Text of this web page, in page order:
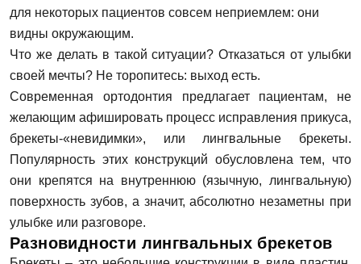
для некоторых пациентов совсем неприемлем: они
видны окружающим.
Что же делать в такой ситуации? Отказаться от улыбки
своей мечты? Не торопитесь: выход есть.
Современная ортодонтия предлагает пациентам, не
желающим афишировать процесс исправления прикуса,
брекеты-«невидимки», или лингвальные брекеты.
Популярность этих конструкций обусловлена тем, что
они крепятся на внутреннюю (язычную, лингвальную)
поверхность зубов, а значит, абсолютно незаметны при
улыбке или разговоре.
Разновидности лингвальных брекетов